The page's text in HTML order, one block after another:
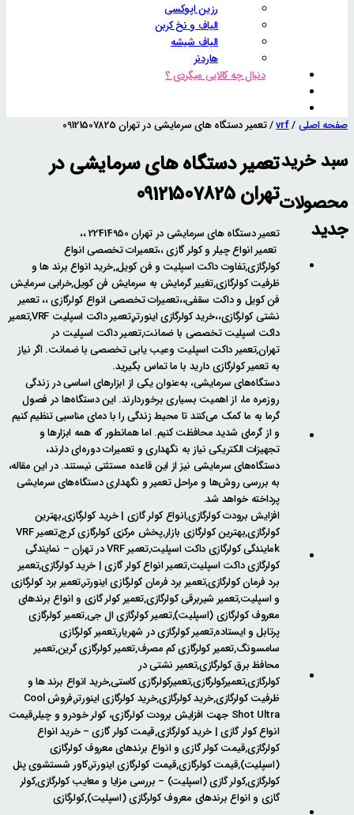
رزین اپوکسی
الیاف و نخ کربن
الیاف شیشه
هاردنر
دنبال چه کالایی میگردی ؟
صفحه اصلی/
vrf
/تعمیر دستگاه های سرمایشی در تهران 09121507825
تعمیر دستگاه های سرمایشی در
تهران 09121507825
تعمیر دستگاه های سرمایشی در تهران 22414950 ،،
تعمیر انواع چیلر و کولر گازی ،،تعمیرات تخصصی انواع
کولرگازی,تفاوت داکت اسپلیت و فن کویل,,خرید انواع برند ها و
ظرفیت کولرگازی,تغییر گرمایش به سرمایش فن کویل,خرابی سرمایش
فن کویل و داکت سقفی،،تعمیرات تخصصی انواع کولرگازی ،، تعمیر
نشتی کولرگازی،،خرید کولرگازی اینورتر,تعمیر داکت اسپلیت VRF,تعمیر
داکت اسپلیت تخصصی با ضمانت,تعمیر داکت اسپلیت در
تهران,تعمیر داکت اسپلیت وعیب یابی تخصصی با ضمانت. اگر نیاز
به تعمیر کولرگازی دارید با ما تماس بگیرید.
دستگاه‌های سرمایشی، به‌عنوان یکی از ابزارهای اساسی در زندگی
روزمره ما، از اهمیت بسیاری برخوردارند. این دستگاه‌ها در فصول
گرما به ما کمک می‌کنند تا محیط زندگی را با دمای مناسبی تنظیم کنیم
و از گرمای شدید محافظت کنیم. اما همانطور که همه ابزارها و
تجهیزات الکتریکی نیاز به نگهداری و تعمیرات دوره‌ای دارند،
دستگاه‌های سرمایشی نیز از این قاعده مستثنی نیستند. در این مقاله،
به بررسی روش‌ها و مراحل تعمیر و نگهداری دستگاه‌های سرمایشی
پرداخته خواهد شد.
افزایش برودت کولرگازی,انواع کولر گازی | خرید کولرگازی,بهترین
کولرگازی,بهترین کولرگازی بازار,پخش مرکزی کولرگازی کرج,تعمیر VRF
kمایندگی کولرگازی داکت اسپلیت,تعمیر VRF در تهران – نمایندگی
کولرگازی داکت اسپلیت,تعمیر انواع کولر گازی | خرید کولرگازی,تعمیر
برد فرمان کولرگازی,تعمیر برد فرمان کولرگازی اینورتر,تعمیر برد کولرگازی
و اسپلیت,تعمیر شیربرقی کولرگازی,تعمیر کولر گازی و انواع برندهای
معروف کولرگازی (اسپلیت),تعمیر کولرگازی ال جی,تعمیر کولرگازی
پرتابل و ایستاده,تعمیر کولرگازی در شهریار,تعمیر کولرگازی
سامسونگ,تعمیر کولرگازی کم مصرف,تعمیر کولرگازی گرین,تعمیر
محافظ برق کولرگازی,تعمیر نشتی در
کولرگازی,تعمیرکولرگازی,تعمیرکولرگازی کاستی,خرید انواع برند ها و
ظرفیت کولرگازی,خرید کولرگازی,خرید کولرگازی اینورتر,فروش Cool
Shot Ultra جهت افزایش برودت کولرگازی، کولر خودرو و چیلر,قیمت
انواع کولر گازی | خرید کولرگازی,قیمت کولر گازی – خرید انواع
کولرگازی,قیمت کولر گازی و انواع برندهای معروف کولرگازی
(اسپلیت),قیمت کولرگازی,قیمت کولرگازی اینورتر,کاور شستشوی پنل
کولرگازی,کولر گازی (اسپلیت) – بررسی مزایا و معایب کولرگازی,کولر
گازی و انواع برندهای معروف کولرگازی (اسپلیت),کولرگازی
سبد خرید
محصولات
جدید